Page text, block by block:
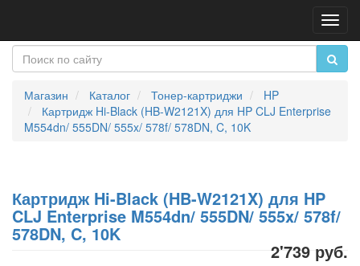
Магазин Каталог Тонер-картриджи
HP
Картридж Hi-Black (HB-W2121X) для HP CLJ Enterprise
M554dn/ 555DN/ 555x/ 578f/ 578DN, C, 10K
Картридж Hi-Black (HB-W2121X) для HP
CLJ Enterprise M554dn/ 555DN/ 555x/ 578f/
578DN, C, 10K
2'739 руб.